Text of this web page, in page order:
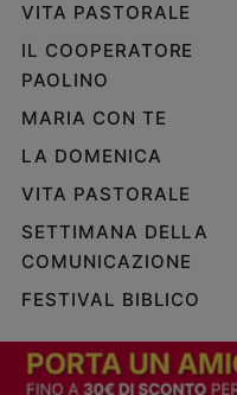
VITA PASTORALE
IL COOPERATORE
PAOLINO
MARIA CON TE
LA DOMENICA
VITA PASTORALE
SETTIMANA DELLA
COMUNICAZIONE
FESTIVAL BIBLICO